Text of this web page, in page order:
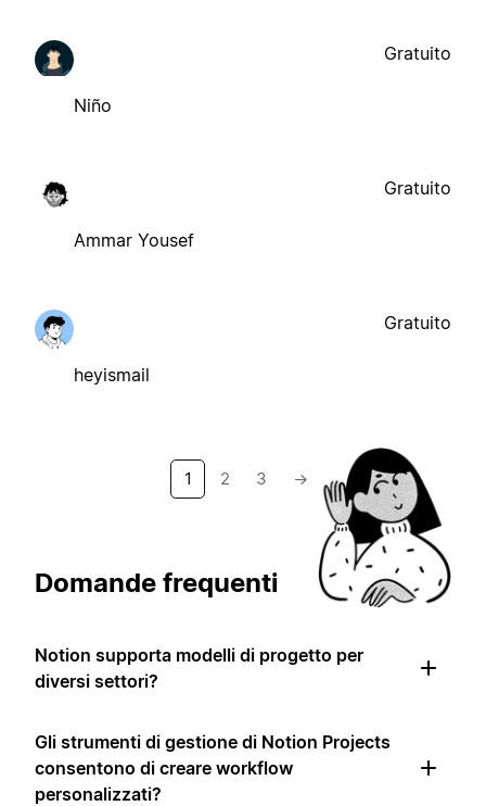
Niño
Gratuito
Ammar Yousef
Gratuito
heyismail
Gratuito
1 2 3 →
Domande frequenti
Notion supporta modelli di progetto per
diversi settori?
Gli strumenti di gestione di Notion Projects
consentono di creare workflow
personalizzati?